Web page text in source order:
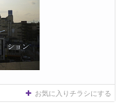
お気に入りチラシにする